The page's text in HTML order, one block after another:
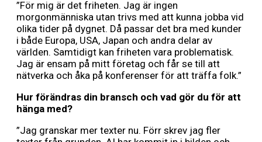
”För mig är det friheten. Jag är ingen
morgonmänniska utan trivs med att kunna jobba vid
olika tider på dygnet. Då passar det bra med kunder
i både Europa, USA, Japan och andra delar av
världen. Samtidigt kan friheten vara problematisk.
Jag är ensam på mitt företag och får se till att
nätverka och åka på konferenser för att träffa folk.”
Hur förändras din bransch och vad gör du för att
hänga med?
”Jag granskar mer texter nu. Förr skrev jag fler